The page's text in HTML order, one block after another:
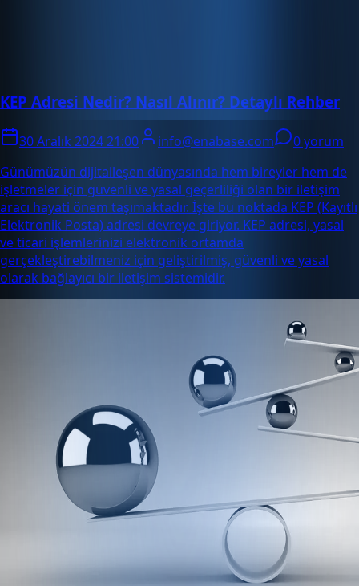
KEP Adresi Nedir? Nasıl Alınır? Detaylı Rehber
30 Aralık 2024 21:00 info@enabase.com
0 yorum
Günümüzün dijitalleşen dünyasında hem bireyler hem de
işletmeler için güvenli ve yasal geçerliliği olan bir iletişim
aracı hayati önem taşımaktadır. İşte bu noktada KEP (Kayıtlı
Elektronik Posta) adresi devreye giriyor. KEP adresi, yasal
ve ticari işlemlerinizi elektronik ortamda
gerçekleştirebilmeniz için geliştirilmiş, güvenli ve yasal
olarak bağlayıcı bir iletişim sistemidir.